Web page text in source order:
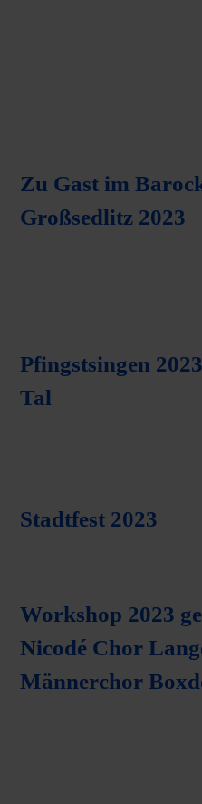
Zu Gast im
Großsedlitz 2023
Pfingstsingen
Tal
Stadtfest 2023
Workshop 2023
Nicodé Chor
Männerchor